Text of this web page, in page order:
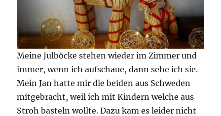
Meine Julböcke stehen wieder im Zimmer und
immer, wenn ich aufschaue, dann sehe ich sie.
Mein Jan hatte mir die beiden aus Schweden
mitgebracht, weil ich mit Kindern welche aus
Stroh basteln wollte. Dazu kam es leider nicht